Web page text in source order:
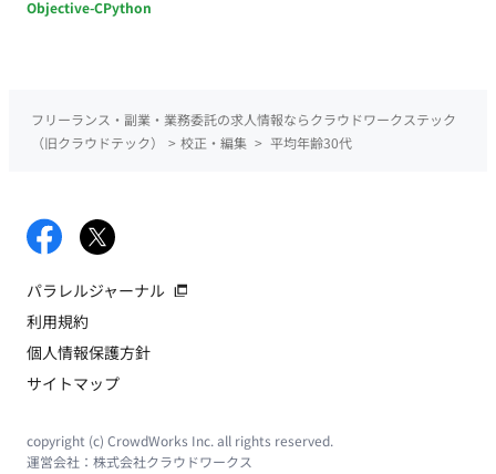
Objective-CPython
フリーランス・副業・業務委託の求人情報ならクラウドワークステック
（旧クラウドテック）
> 校正・編集 > 平均年齢30代
パラレルジャーナル
利用規約
個人情報保護方針
サイトマップ
copyright (c) CrowdWorks Inc. all rights reserved.
運営会社： 株式会社クラウドワークス